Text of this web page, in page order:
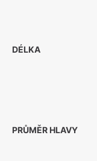
DÉLKA
PRŮMĚR HLAVY